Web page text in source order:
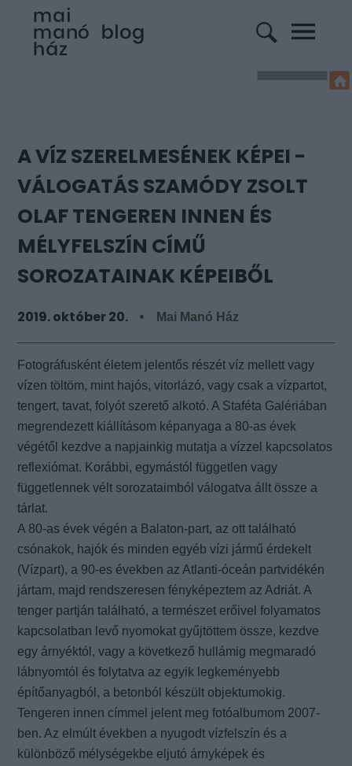
A VÍZ SZERELMESÉNEK KÉPEI -
VÁLOGATÁS SZAMÓDY ZSOLT
OLAF TENGEREN INNEN ÉS
MÉLYFELSZÍN CÍMŰ
SOROZATAINAK KÉPEIBŐL
2019. október 20. Mai Manó Ház
Fotográfusként életem jelentős részét víz mellett vagy
vízen töltöm, mint hajós, vitorlázó, vagy csak a vízpartot,
tengert, tavat, folyót szerető alkotó. A Staféta Galériában
megrendezett kiállításom képanyaga a 80-as évek
végétől kezdve a napjainkig mutatja a vízzel kapcsolatos
reflexiómat. Korábbi, egymástól független vagy
függetlennek vélt sorozataimból válogatva állt össze a
tárlat.
A 80-as évek végén a Balaton-part, az ott található
csónakok, hajók és minden egyéb vízi jármű érdekelt
(Vízpart), a 90-es években az Atlanti-óceán partvidékén
jártam, majd rendszeresen fényképeztem az Adriát. A
tenger partján található, a természet erőivel folyamatos
kapcsolatban levő nyomokat gyűjtöttem össze, kezdve
egy árnyéktól, vagy a következő hullámig megmaradó
lábnyomtól és folytatva az egyik legkeményebb
építőanyagból, a betonból készült objektumokig.
Tengeren innen címmel jelent meg fotóalbumom 2007-
ben. Az elmúlt években a nyugodt vízfelszín és a
különböző mélységekbe eljutó árnyképek és